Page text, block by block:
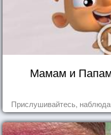
Мамам и
Прислушивайтесь,